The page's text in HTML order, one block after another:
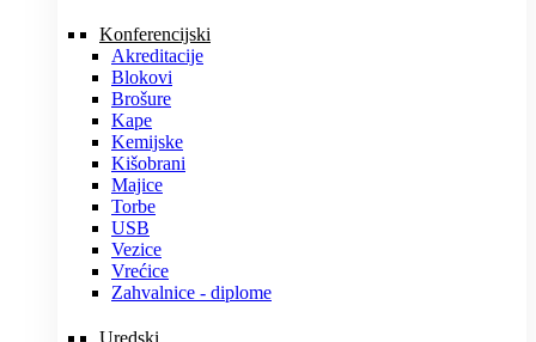
Konferencijski
Akreditacije
Blokovi
Brošure
Kape
Kemijske
Kišobrani
Majice
Torbe
USB
Vezice
Vrećice
Zahvalnice - diplome
Uredski